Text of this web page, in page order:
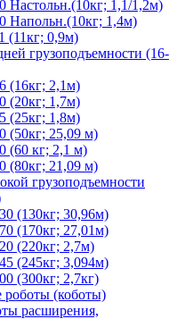
Настольн.(10кг; 1,1/1,2м)
Напольн.(10кг; 1,4м)
(11кг; 0,9м)
грузоподъемности (16-
(16кг; 2,1м)
(20кг; 1,7м)
(25кг; 1,8м)
(50кг; 25,09 м)
(60 кг; 2,1 м)
(80кг; 21,09 м)
грузоподъемности
(130кг; 30,96м)
(170кг; 27,01м)
(220кг; 2,7м)
(245кг; 3,094м)
(300кг; 2,7кг)
роботы (коботы)
расширения,